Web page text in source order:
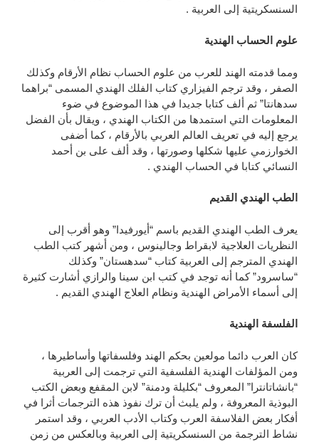
السنسكريتية إلى العربية .
علوم الحساب الهندية
ومما قدمته الهند للعرب من علوم الحساب نظام الأرقام وكذلك
الصفر ، وقد ترجم الفيزاري كتاب الفلك الهندي المسمى “براهما
سدهانتا” ثم ألف كتابا جديدا في هذا الموضوع في ضوء
المعلومات التي استمدها من الكتاب الهندي ، ويقال بأن الفضل
يرجع إليه في تعريف العالم العربي بالأرقام ، كما أضفى
الخوارزمي عليها شكلها وصورتها ، وقد ألف على بن أحمد
النسائي كتابا في الحساب الهندي .
الطب الهندي القديم
يعرف الطب الهندي القديم باسم “أيورفيدا” وهو أقرب إلى
النظريات العلاجية لابقراط وجالينوس ، ومن أشهر كتب الطب
الهندي المترجم إلى العربية كتاب “سدهستان” وكذلك
“ساسرود” كما أنه توجد في كتب ابن سينا والرازي أشارت كثيرة
إلى أسماء الأمراض الهندية ونظام العلاج الهندي القديم .
الفلسفة الهندية
كان العرب دائما مولعين بحكم الهند وفلسفاتها وأساطيرها ،
ومن المؤلفات الهندية الفلسفية التي ترجمت إلى العربية
“بانشاتانترا” المعروف “بكليلة ودمنة” لابن المقفع وبعض الكتب
البوذية المعروفة ، ولم يلبث أن ترك نفوذ هذه الترجمات أثرا في
أفكار بعض الفلاسفة العرب وكتاب الأدب العربي ، وقد استمر
نشاط الترجمة من السنسكريتية إلى العربية وبالعكس من زمن